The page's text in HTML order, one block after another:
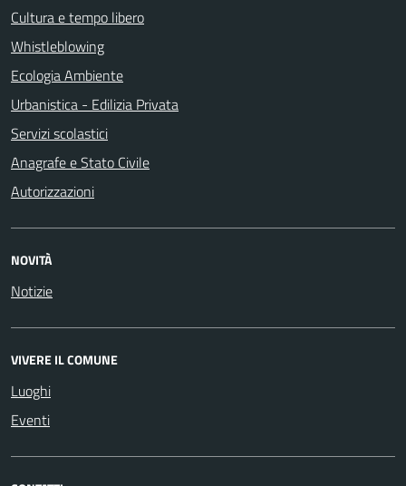
Cultura e tempo libero
Whistleblowing
Ecologia Ambiente
Urbanistica - Edilizia Privata
Servizi scolastici
Anagrafe e Stato Civile
Autorizzazioni
NOVITÀ
Notizie
VIVERE IL COMUNE
Luoghi
Eventi